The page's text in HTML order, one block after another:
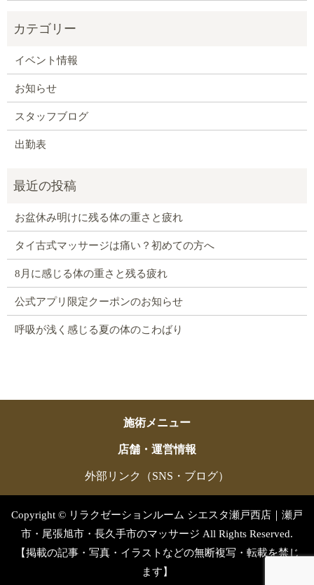
イベント情報
お知らせ
スタッフブログ
出勤表
お盆休み明けに残る体の重さと疲れ
タイ古式マッサージは痛い？初めての方へ
8月に感じる体の重さと残る疲れ
公式アプリ限定クーポンのお知らせ
呼吸が浅く感じる夏の体のこわばり
施術メニュー
店舗・運営情報
外部リンク（SNS・ブログ）
Copyright © リラクゼーションルーム シエスタ瀬戸西店｜瀬戸
市・尾張旭市・長久手市のマッサージ All Rights Reserved.
【掲載の記事・写真・イラストなどの無断複写・転載を禁じ
ます】